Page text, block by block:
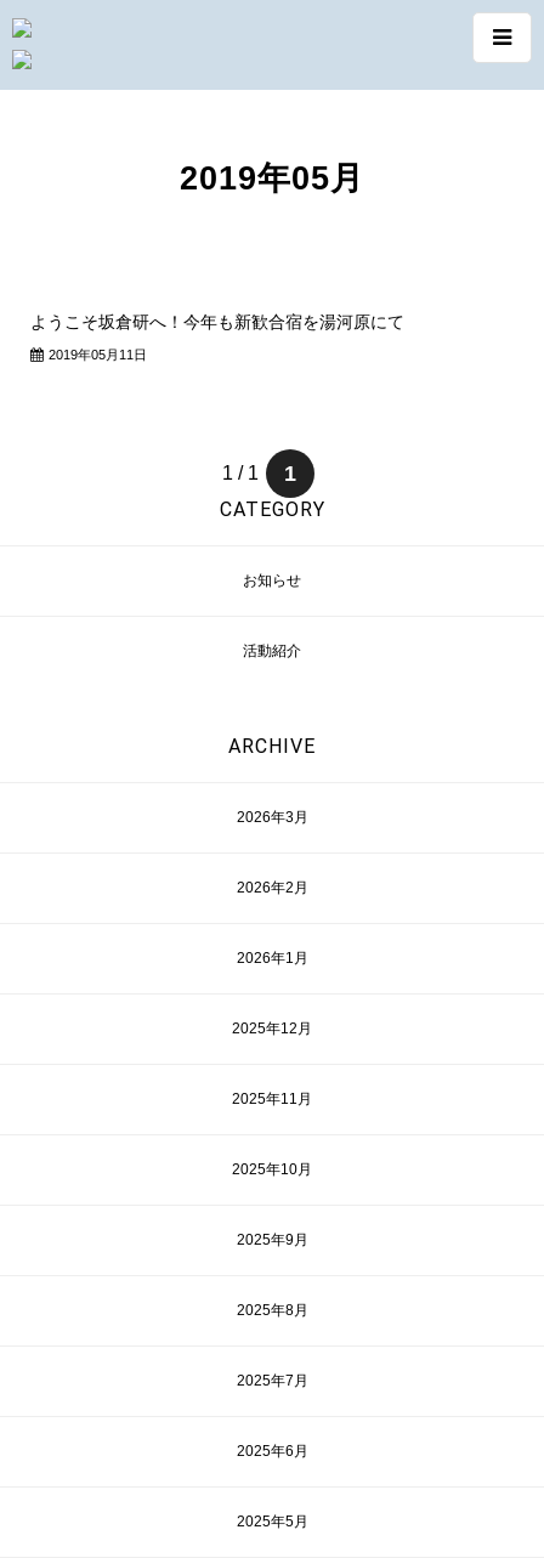
2019年05月
ようこそ坂倉研へ！今年も新歓合宿を湯河原にて
2019年05月11日
1 / 1 1
CATEGORY
お知らせ
活動紹介
ARCHIVE
2026年3月
2026年2月
2026年1月
2025年12月
2025年11月
2025年10月
2025年9月
2025年8月
2025年7月
2025年6月
2025年5月